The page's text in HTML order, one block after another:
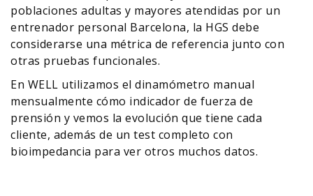
poblaciones adultas y mayores atendidas por un
entrenador personal Barcelona, la HGS debe
considerarse una métrica de referencia junto con
otras pruebas funcionales.
En WELL utilizamos el dinamómetro manual
mensualmente cómo indicador de fuerza de
prensión y vemos la evolución que tiene cada
cliente, además de un test completo con
bioimpedancia para ver otros muchos datos.